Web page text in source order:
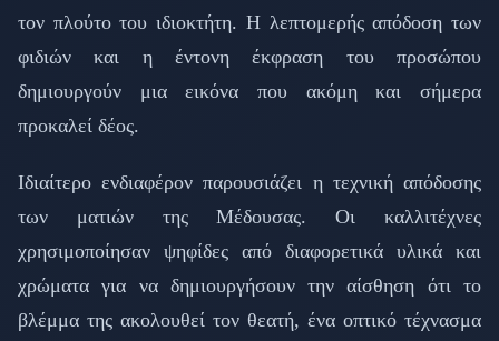
τον πλούτο του ιδιοκτήτη. Η λεπτομερής απόδοση των
φιδιών και η έντονη έκφραση του προσώπου
δημιουργούν μια εικόνα που ακόμη και σήμερα
προκαλεί δέος.
Ιδιαίτερο ενδιαφέρον παρουσιάζει η τεχνική απόδοσης
των ματιών της Μέδουσας. Οι καλλιτέχνες
χρησιμοποίησαν ψηφίδες από διαφορετικά υλικά και
χρώματα για να δημιουργήσουν την αίσθηση ότι το
βλέμμα της ακολουθεί τον θεατή, ένα οπτικό τέχνασμα